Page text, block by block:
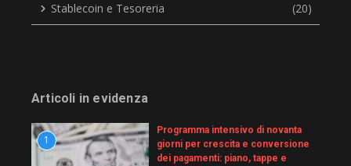
Stablecoin e Tesoreria (20)
Articoli in evidenza
1
Programma intensivo di novanta
giorni per crescita e conversione
dei pagamenti: piano, tappe e